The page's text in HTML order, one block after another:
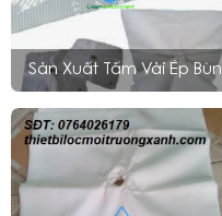
Sản Xuất Tấm Vải Ép Bùn